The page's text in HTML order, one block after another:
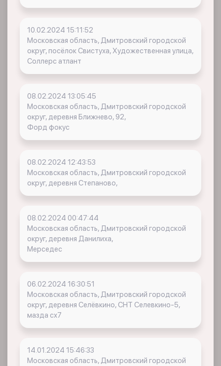
10.02.2024 15:11:52
Московская область, Дмитровский городской
округ, посёлок Свистуха, Художественная улица,
Соллерс атлант
08.02.2024 13:05:45
Московская область, Дмитровский городской
округ, деревня Ближнево, 92,
Форд фокус
08.02.2024 12:43:53
Московская область, Дмитровский городской
округ, деревня Степаново,
08.02.2024 00:47:44
Московская область, Дмитровский городской
округ, деревня Данилиха,
Мерседес
06.02.2024 16:30:51
Московская область, Дмитровский городской
округ, деревня Селёвкино, СНТ Селевкино-5,
мазда сх7
14.01.2024 15:46:33
Московская область, Дмитровский городской